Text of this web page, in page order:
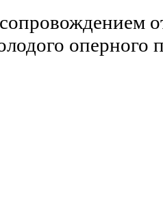
оперного